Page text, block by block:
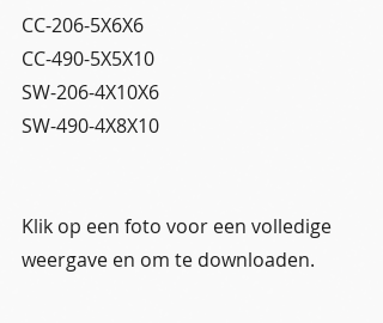
CC-206-5X6X6
CC-490-5X5X10
SW-206-4X10X6
SW-490-4X8X10
Klik op een foto voor een volledige
weergave en om te downloaden.